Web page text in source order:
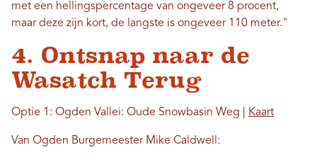
met een hellingspercentage van ongeveer 8 procent,
maar deze zijn kort, de langste is ongeveer 110 meter."
4. Ontsnap naar de
Wasatch Terug
Optie 1: Ogden Vallei: Oude Snowbasin Weg | Kaart
Van Ogden Burgemeester Mike Caldwell: